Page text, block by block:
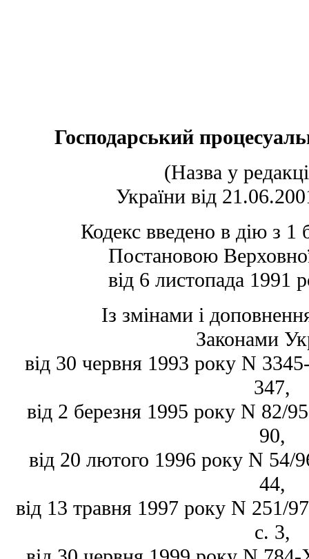
Господарський
(Назва у
України від
Кодекс введено в дію з 1
Постановою
від 6 листопада 1991
Із змінами і
Законами
від 30 червня 1993 року N
347,
від 2 березня 1995 року N 82/
90,
від 20 лютого 1996 року N
44,
від 13 травня 1997 року N 251/
с. 3,